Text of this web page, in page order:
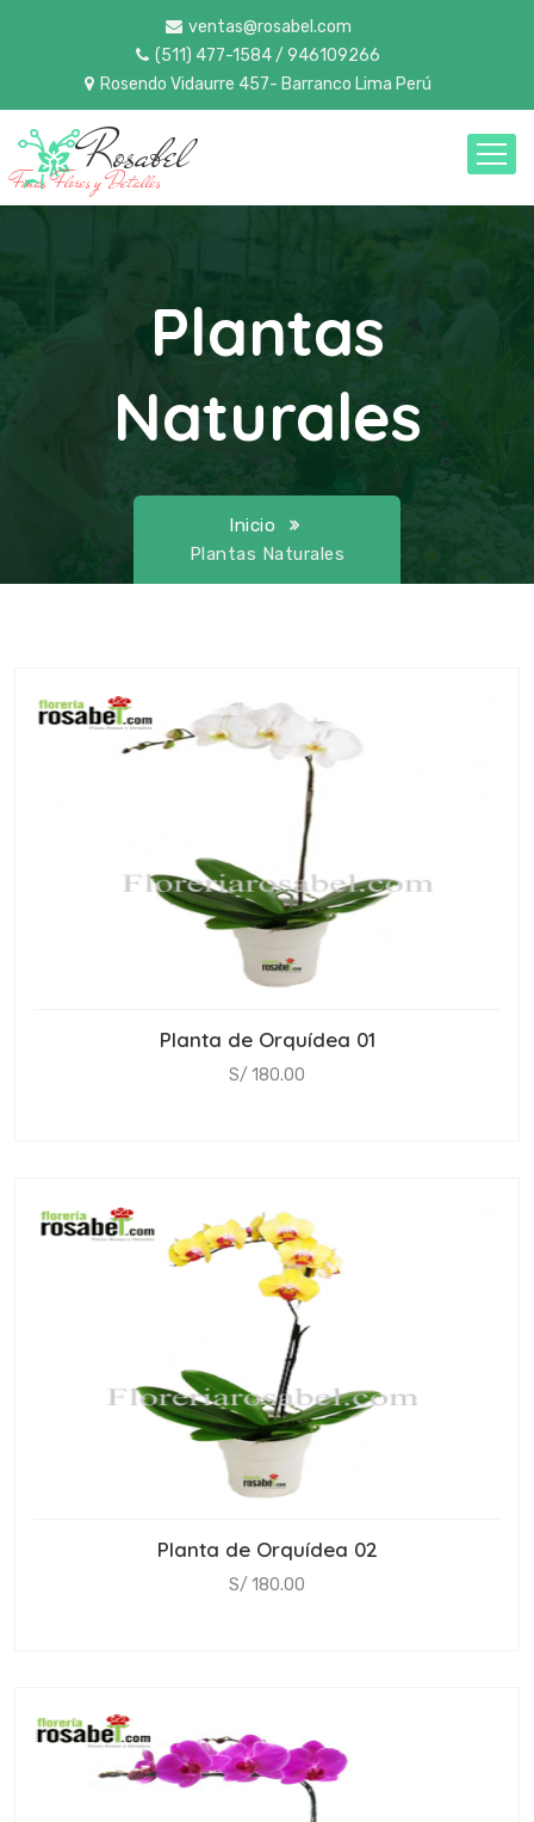
ventas@rosabel.com
(511) 477-1584 / 946109266
Rosendo Vidaurre 457- Barranco Lima Perú
Rosabel
Finas Flores y Detalles
Plantas
Naturales
Inicio
Plantas Naturales
Planta de Orquídea 01
S/ 180.00
Planta de Orquídea 02
S/ 180.00